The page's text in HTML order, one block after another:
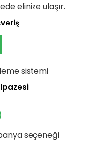
elinize ulaşır.
sistemi
seçeneği